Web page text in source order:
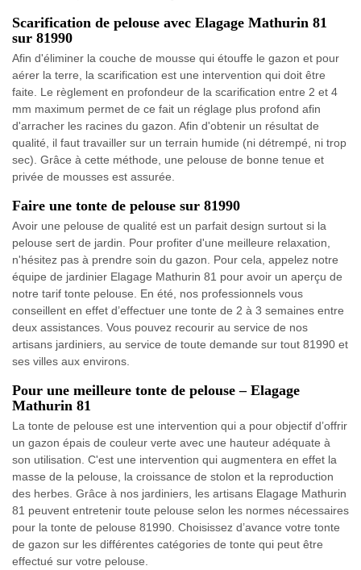
Scarification de pelouse avec Elagage Mathurin 81
sur 81990
Afin d'éliminer la couche de mousse qui étouffe le gazon et pour
aérer la terre, la scarification est une intervention qui doit être
faite. Le règlement en profondeur de la scarification entre 2 et 4
mm maximum permet de ce fait un réglage plus profond afin
d'arracher les racines du gazon. Afin d'obtenir un résultat de
qualité, il faut travailler sur un terrain humide (ni détrempé, ni trop
sec). Grâce à cette méthode, une pelouse de bonne tenue et
privée de mousses est assurée.
Faire une tonte de pelouse sur 81990
Avoir une pelouse de qualité est un parfait design surtout si la
pelouse sert de jardin. Pour profiter d'une meilleure relaxation,
n'hésitez pas à prendre soin du gazon. Pour cela, appelez notre
équipe de jardinier Elagage Mathurin 81 pour avoir un aperçu de
notre tarif tonte pelouse. En été, nos professionnels vous
conseillent en effet d’effectuer une tonte de 2 à 3 semaines entre
deux assistances. Vous pouvez recourir au service de nos
artisans jardiniers, au service de toute demande sur tout 81990 et
ses villes aux environs.
Pour une meilleure tonte de pelouse – Elagage
Mathurin 81
La tonte de pelouse est une intervention qui a pour objectif d’offrir
un gazon épais de couleur verte avec une hauteur adéquate à
son utilisation. C'est une intervention qui augmentera en effet la
masse de la pelouse, la croissance de stolon et la reproduction
des herbes. Grâce à nos jardiniers, les artisans Elagage Mathurin
81 peuvent entretenir toute pelouse selon les normes nécessaires
pour la tonte de pelouse 81990. Choisissez d’avance votre tonte
de gazon sur les différentes catégories de tonte qui peut être
effectué sur votre pelouse.